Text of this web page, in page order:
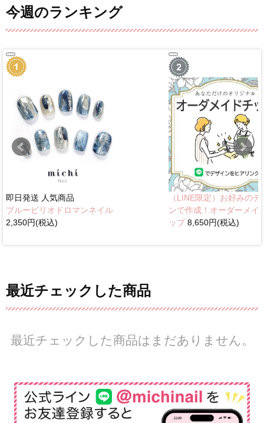
今週のランキング
即日発送 人気商品
ブルーピリオドロマンネイル
2,350円(税込)
（LINE限定）お好みのデ
ンで作成！オーダーメイ
ップ8,650円(税込)
最近チェックした商品
最近チェックした商品はまだありません。